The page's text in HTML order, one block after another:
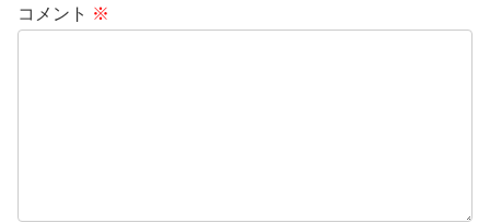
コメント ※